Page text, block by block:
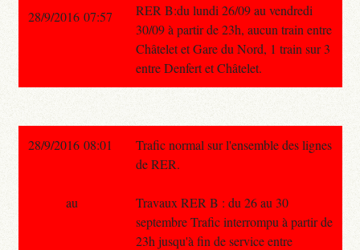
RER B:du lundi 26/09 au vendredi
30/09 à partir de 23h, aucun train entre
Châtelet et Gare du Nord, 1 train sur 3
entre Denfert et Châtelet.
28/9/2016 07:57
28/9/2016 08:01
Trafic normal sur l'ensemble des lignes
de RER.
Travaux RER B : du 26 au 30
septembre Trafic interrompu à partir de
23h jusqu'à fin de service entre
au